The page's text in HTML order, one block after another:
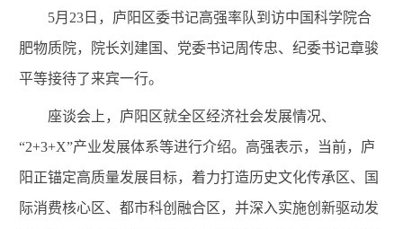
5月 23 日，庐阳区委书记高强率队到访中国科学院合
肥物质院，院长刘建国、党委书记周传忠、纪委书记章骏
平等接待了来宾一行。
座谈会上，庐阳区就全区经济社会发展情况、
“2+3+X”产业发展体系等进行介绍。高强表示，当前，庐
阳正锚定高质量发展目标，着力打造历史文化传承区、国
际消费核心区、都市科创融合区， 并深入实施创新驱动发